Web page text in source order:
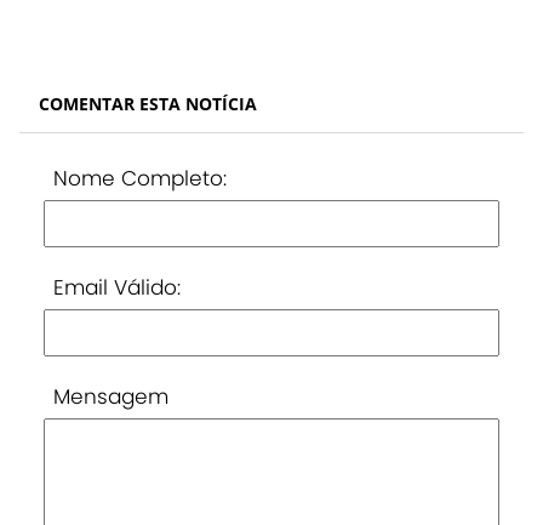
COMENTAR ESTA NOTÍCIA
Nome Completo:
Email Válido:
Mensagem